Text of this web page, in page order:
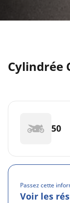
Cylindrée
50
Passez cette
Voir les